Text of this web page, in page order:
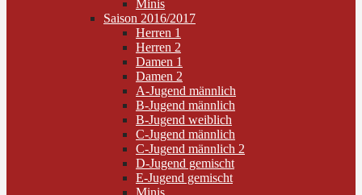
Minis
Saison 2016/2017
Herren 1
Herren 2
Damen 1
Damen 2
A-Jugend männlich
B-Jugend männlich
B-Jugend weiblich
C-Jugend männlich
C-Jugend männlich 2
D-Jugend gemischt
E-Jugend gemischt
Minis